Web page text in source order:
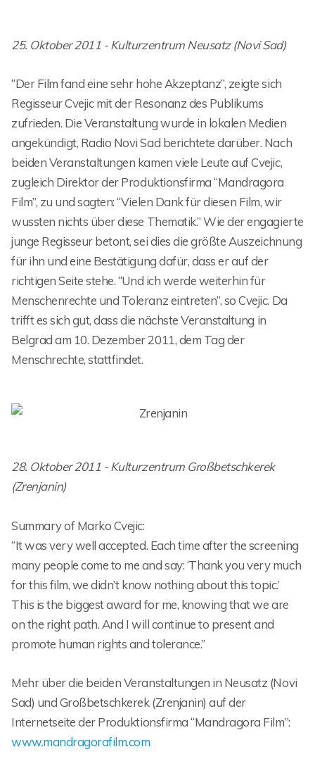
25. Oktober 2011 - Kulturzentrum Neusatz (Novi Sad)
“Der Film fand eine sehr hohe Akzeptanz”, zeigte sich
Regisseur Cvejic mit der Resonanz des Publikums
zufrieden. Die Veranstaltung wurde in lokalen Medien
angekündigt, Radio Novi Sad berichtete darüber. Nach
beiden Veranstaltungen kamen viele Leute auf Cvejic,
zugleich Direktor der Produktionsfirma “Mandragora
Film”, zu und sagten: “Vielen Dank für diesen Film, wir
wussten nichts über diese Thematik.” Wie der engagierte
junge Regisseur betont, sei dies die größte Auszeichnung
für ihn und eine Bestätigung dafür, dass er auf der
richtigen Seite stehe. “Und ich werde weiterhin für
Menschenrechte und Toleranz eintreten”, so Cvejic. Da
trifft es sich gut, dass die nächste Veranstaltung in
Belgrad am 10. Dezember 2011, dem Tag der
Menschrechte, stattfindet.
28. Oktober 2011 - Kulturzentrum Großbetschkerek
(Zrenjanin)
Summary of Marko Cvejic:
“It was very well accepted. Each time after the screening
many people come to me and say: ‘Thank you very much
for this film, we didn’t know nothing about this topic.’
This is the biggest award for me, knowing that we are
on the right path. And I will continue to present and
promote human rights and tolerance.”
Mehr über die beiden Veranstaltungen in Neusatz (Novi
Sad) und Großbetschkerek (Zrenjanin) auf der
Internetseite der Produktionsfirma “Mandragora Film”:
www.mandragorafilm.com